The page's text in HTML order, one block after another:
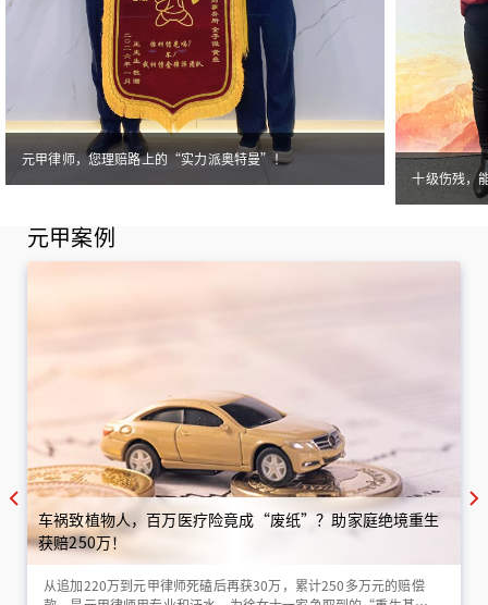
元甲律师，您理赔路上的“实力派奥特曼”！
十级伤残，
元甲案例
车祸致植物人，百万医疗险竟成“废纸”？助家庭绝境重生
获赔250万！
从追加220万到元甲律师死磕后再获30万，累计250多万元的赔偿